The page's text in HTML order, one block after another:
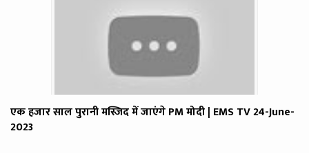
एक हजार साल पुरानी मस्जिद में जाएंगे PM मोदी | EMS TV 24-June-
2023